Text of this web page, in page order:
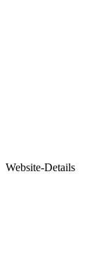
Website-Details